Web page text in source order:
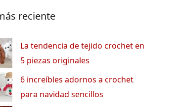
reciente
La tendencia de tejido crochet en
5 piezas originales
6 increíbles adornos a crochet
para navidad sencillos